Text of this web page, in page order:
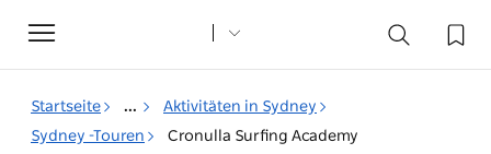
Toggle
navigation
Startseite ...
Aktivitäten in Sydney
Sydney -Touren
Cronulla Surfing Academy